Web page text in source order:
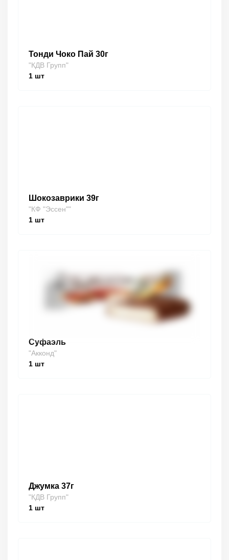
Тонди Чоко Пай 30г
"КДВ Групп"
1 шт
Шокозаврики 39г
"КФ "Эссен""
1 шт
Суфаэль
"Акконд"
1 шт
Джумка 37г
"КДВ Групп"
1 шт